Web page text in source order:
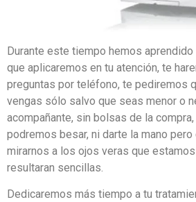
Durante este tiempo hemos
que aplicaremos en tu atención, te
preguntas por teléfono, te pediremos
vengas sólo salvo que seas menor o
acompañante, sin bolsas de la
podremos besar, ni darte la mano
mirarnos a los ojos veras que
resultaran sencillas.
Dedicaremos más tiempo a tu